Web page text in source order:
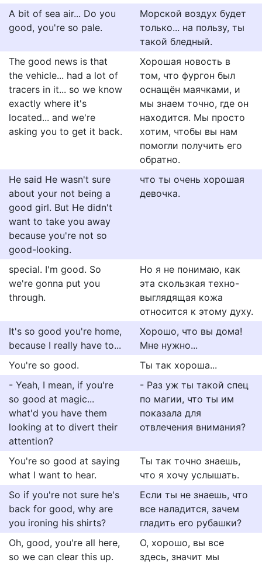
A bit of sea air... Do you
good, you're so pale.
Морской воздух будет
только... на пользу, ты
такой бледный.
The good news is that
the vehicle... had a lot of
tracers in it... so we know
exactly where it's
located... and we're
asking you to get it back.
Хорошая новость в
том, что фургон был
оснащён маячками, и
мы знаем точно, где он
находится. Мы просто
хотим, чтобы вы нам
помогли получить его
обратно.
He said He wasn't sure
about your not being a
good girl. But He didn't
want to take you away
because you're not so
good-looking.
что ты очень хорошая
девочка.
special. I'm good. So
we're gonna put you
through.
Но я не понимаю, как
эта скользкая техно-
выглядящая кожа
относится к этому духу.
It's so good you're home,
because I really have to...
Хорошо, что вы дома!
Мне нужно...
You're so good.
Ты так хороша...
- Yeah, I mean, if you're
so good at magic...
what'd you have them
looking at to divert their
attention?
- Раз уж ты такой спец
по магии, что ты им
показала для
отвлечения внимания?
You're so good at saying
what I want to hear.
Ты так точно знаешь,
что я хочу услышать.
So if you're not sure he's
back for good, why are
you ironing his shirts?
Если ты не знаешь, что
все наладится, зачем
гладить его рубашки?
Oh, good, you're all here,
so we can clear this up.
О, хорошо, вы все
здесь, значит мы